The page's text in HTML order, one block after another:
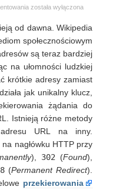
Jak
każdy
shorturl
została wyłączona
od dawna. Wikipedia
społecznościowym
są teraz bardziej
na ułomności ludzkiej
krótkie adresy zamiast
jak unikalny klucz,
żądania do
Istnieją różne metody
URL na inny.
nagłówku HTTP przy
), 302 (Found),
(Permanent Redirect).
przekierowania